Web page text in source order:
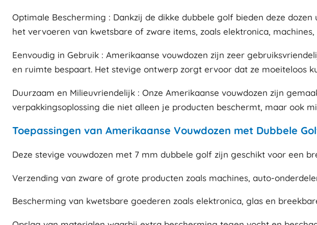
Optimale Bescherming : Dankzij de dikke dubbele golf bieden deze
het vervoeren van kwetsbare of zware items, zoals elektronica,
Eenvoudig in Gebruik : Amerikaanse vouwdozen zijn zeer
en ruimte bespaart. Het stevige ontwerp zorgt ervoor dat ze moeiteloos
Duurzaam en Milieuvriendelijk : Onze Amerikaanse vouwdozen zijn
verpakkingsoplossing die niet alleen je producten beschermt, maar ook
Toepassingen van Amerikaanse Vouwdozen met Dubbele
Deze stevige vouwdozen met 7 mm dubbele golf zijn geschikt voor een
Verzending van zware of grote producten zoals machines, auto-
Bescherming van kwetsbare goederen zoals elektronica, glas en